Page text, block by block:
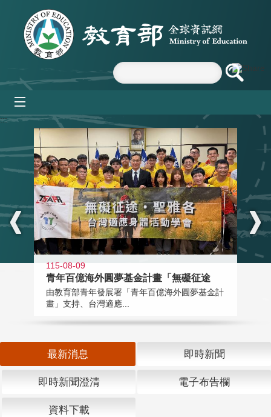
跳到主要內容區塊
:::
115-08-09
青年百億海外圓夢基金計畫「無礙征途
由教育部青年發展署「青年百億海外圓夢基金計
畫」支持、台灣適應...
最新消息 即時新聞
即時新聞澄清 電子布告欄
資料下載